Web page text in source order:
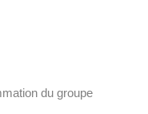
du groupe